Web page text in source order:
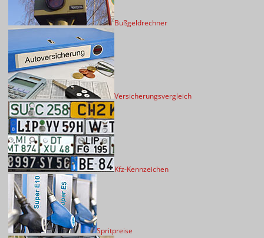
Bußgeldrechner
Versicherungsvergleich
Kfz-Kennzeichen
Spritpreise